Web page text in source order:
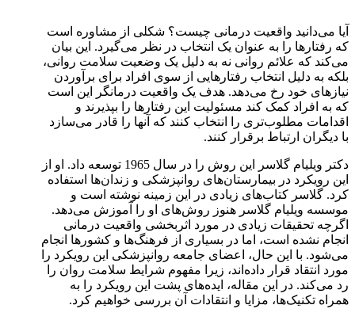
آیا می‌دانید واقعیت درمانی چیست؟ شکلی از مشاوره است
که رفتارها را به عنوان یک انتخاب در نظر می‌گیرد. این بیان
می‌کند که علائم روانی نه به دلیل یک وضعیت سلامت روانی،
بلکه به دلیل انتخاب رفتارهایی از سوی افراد برای برآوردن
نیازهای خود رخ می‌دهد. هدف یک واقعیت درمانگر این است
که به افراد کمک کند مسئولیت این رفتارها را بپذیرند و
اقدامات مطلوب‌تری را انتخاب کنند که آنها را قادر می‌سازد
با دیگران ارتباط برقرار کنند.
دکتر ویلیام گلاسر این روش را در سال 1965 توسعه داد. او از
این رویکرد در بیمارستان‌های روانپزشکی و زندان‌ها استفاده
کرد. گلاسر کتاب‌های زیادی در این زمینه نوشته است و
موسسه ویلیام گلاسر هنوز روش‌های او را آموزش می‌دهد.
اگرچه تحقیقات زیادی در مورد اثربخشی واقعیت درمانی
انجام نشده است، اما در بسیاری از فرهنگ‌ها و کشورها انجام
می‌شود. با این حال، اعضای جامعه روانپزشکی این رویکرد را
مورد انتقاد قرار داده‌اند، زیرا مفهوم شرایط سلامت روان را
رد می‌کند. در این مقاله، ایده‌های پشت این رویکرد را به
همراه تکنیک‌ها، مزایا و انتقادات آن بررسی خواهیم کرد.